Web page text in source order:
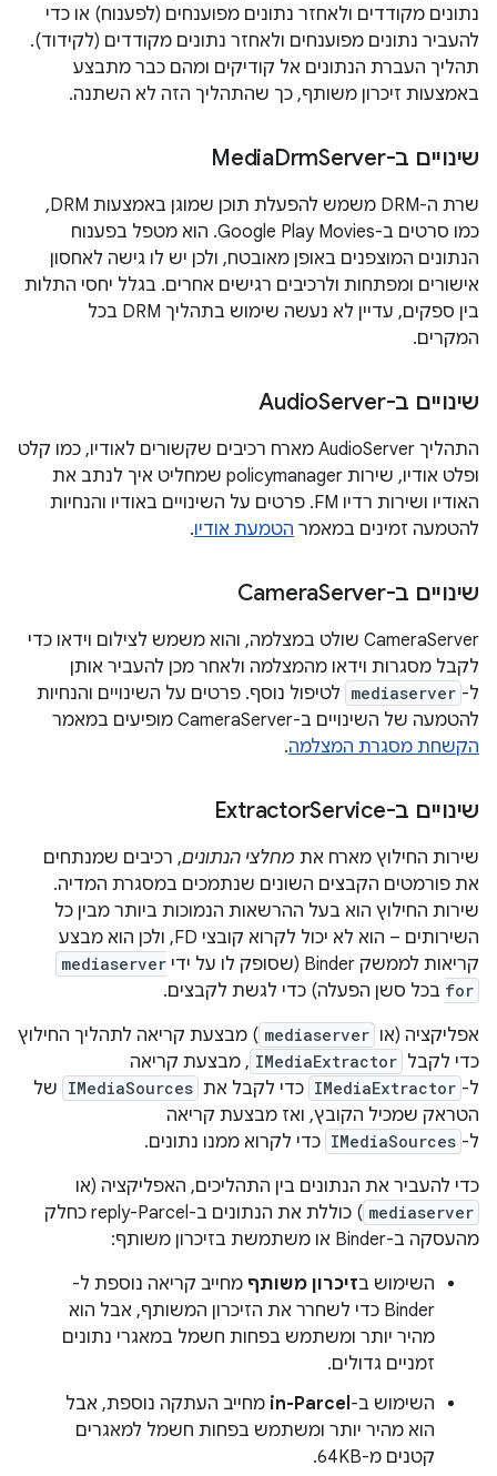
נתונים מקודדים ולאחזר נתונים מפוענחים (לפענוח) או כדי
להעביר נתונים מפוענחים ולאחזר נתונים מקודדים (לקידוד).
תהליך העברת הנתונים אל קודיקים ומהם כבר מתבצע
באמצעות זיכרון משותף, כך שהתהליך הזה לא השתנה.
שינויים ב-Media DrmServer
שרת ה-DRM משמש להפעלת תוכן שמוגן באמצעות DRM,
כמו סרטים ב-Google Play Movies. הוא מטפל בפענוח
הנתונים המוצפנים באופן מאובטח, ולכן יש לו גישה לאחסון
אישורים ומפתחות ולרכיבים רגישים אחרים. בגלל יחסי התלות
בין ספקים, עדיין לא נעשה שימוש בתהליך DRM בכל
המקרים.
שינויים ב-AudioServer
התהליך AudioServer מארח רכיבים שקשורים לאודיו, כמו קלט
ופלט אודיו, שירות policymanager שמחליט איך לנתב את
האודיו ושירות רדיו FM. פרטים על השינויים באודיו והנחיות
להטמעה זמינים במאמר הטמעת אודיו.
שינויים ב-CameraServer
‏CameraServer שולט במצלמה, והוא משמש לצילום וידאו כדי
לקבל מסגרות וידאו מהמצלמה ולאחר מכן להעביר אותן
ל- mediaserver לטיפול נוסף. פרטים על השינויים והנחיות
להטמעה של השינויים ב-CameraServer מופיעים במאמר
הקשחת מסגרת המצלמה.
שינויים ב-ExtractorService
שירות החילוץ מארח את מחלצי הנתונים, רכיבים שמנתחים
את פורמטים הקבצים השונים שנתמכים במסגרת המדיה.
שירות החילוץ הוא בעל ההרשאות הנמוכות ביותר מבין כל
השירותים – הוא לא יכול לקרוא קובצי FD, ולכן הוא מבצע
קריאות לממשק Binder (שסופק לו על ידי
mediaserver
for בכל סשן הפעלה) כדי לגשת לקבצים.
אפליקציה (או mediaserver ) מבצעת קריאה לתהליך החילוץ
כדי לקבל IMediaExtractor , מבצעת קריאה
ל- IMediaExtractor כדי לקבל את IMediaSources של
הטראק שמכיל הקובץ, ואז מבצעת קריאה
ל- IMediaSources כדי לקרוא ממנו נתונים.
כדי להעביר את הנתונים בין התהליכים, האפליקציה (או
mediaserver
) כוללת את הנתונים ב-reply-Parcel כחלק
מהעסקה ב-Binder או משתמשת בזיכרון משותף:
השימוש בזיכרון משותף מחייב קריאה נוספת ל-
Binder כדי לשחרר את הזיכרון המשותף, אבל הוא
מהיר יותר ומשתמש בפחות חשמל במאגרי נתונים
זמניים גדולים.
השימוש ב- in-Parcel מחייב העתקה נוספת, אבל
הוא מהיר יותר ומשתמש בפחות חשמל למאגרים
קטנים מ-64KB.